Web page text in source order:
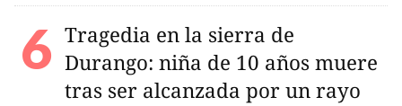
Tragedia en la sierra de
Durango: niña de 10 años muere
tras ser alcanzada por un rayo